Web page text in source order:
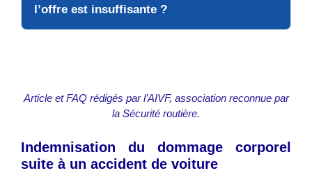
l’offre est insuffisante ?
Article et FAQ rédigés par l’AIVF, association reconnue par
la Sécurité routière.
Indemnisation du dommage corporel
suite à un accident de voiture